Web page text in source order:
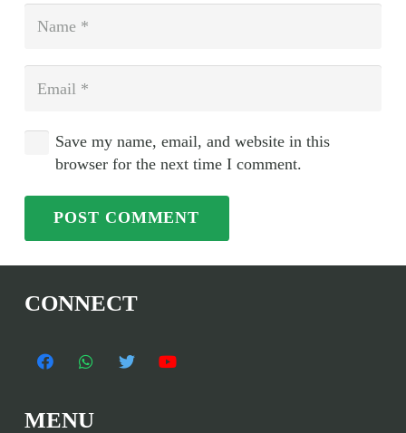
Save my name, email, and website in this
browser for the next time I comment.
POST COMMENT
CONNECT
MENU